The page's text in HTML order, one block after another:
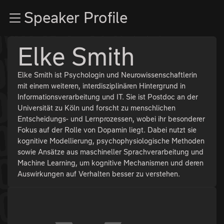
Zum InhaltSpeaker Profile
Elke Smith
Elke Smith ist Psychologin und Neurowissenschaftlerin
mit einem weiteren, interdisziplinären Hintergrund in
Informationsverarbeitung und IT. Sie ist Postdoc an der
Universität zu Köln und forscht zu menschlichen
Entscheidungs- und Lernprozessen, wobei ihr besonderer
Fokus auf der Rolle von Dopamin liegt. Dabei nutzt sie
kognitive Modellierung, psychophysiologische Methoden
sowie Ansätze aus maschineller Sprachverarbeitung und
Machine Learning, um kognitive Mechanismen und deren
Auswirkungen auf Verhalten besser zu verstehen.